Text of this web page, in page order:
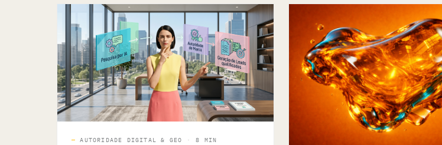
—AUTORIDADE DIGITAL & GEO · 8 MIN